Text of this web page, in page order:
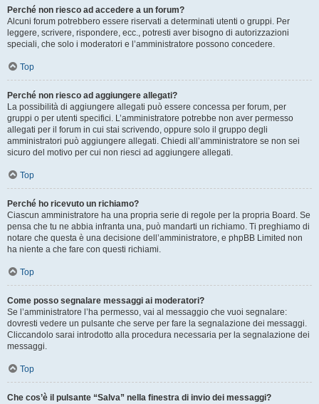
Perché non riesco ad accedere a un forum?
Alcuni forum potrebbero essere riservati a determinati utenti o gruppi. Per
leggere, scrivere, rispondere, ecc., potresti aver bisogno di autorizzazioni
speciali, che solo i moderatori e l’amministratore possono concedere.
Top
Perché non riesco ad aggiungere allegati?
La possibilità di aggiungere allegati può essere concessa per forum, per
gruppi o per utenti specifici. L’amministratore potrebbe non aver permesso
allegati per il forum in cui stai scrivendo, oppure solo il gruppo degli
amministratori può aggiungere allegati. Chiedi all’amministratore se non sei
sicuro del motivo per cui non riesci ad aggiungere allegati.
Top
Perché ho ricevuto un richiamo?
Ciascun amministratore ha una propria serie di regole per la propria Board. Se
pensa che tu ne abbia infranta una, può mandarti un richiamo. Ti preghiamo di
notare che questa è una decisione dell’amministratore, e phpBB Limited non
ha niente a che fare con questi richiami.
Top
Come posso segnalare messaggi ai moderatori?
Se l’amministratore l’ha permesso, vai al messaggio che vuoi segnalare:
dovresti vedere un pulsante che serve per fare la segnalazione dei messaggi.
Cliccandolo sarai introdotto alla procedura necessaria per la segnalazione dei
messaggi.
Top
Che cos’è il pulsante “Salva” nella finestra di invio dei messaggi?